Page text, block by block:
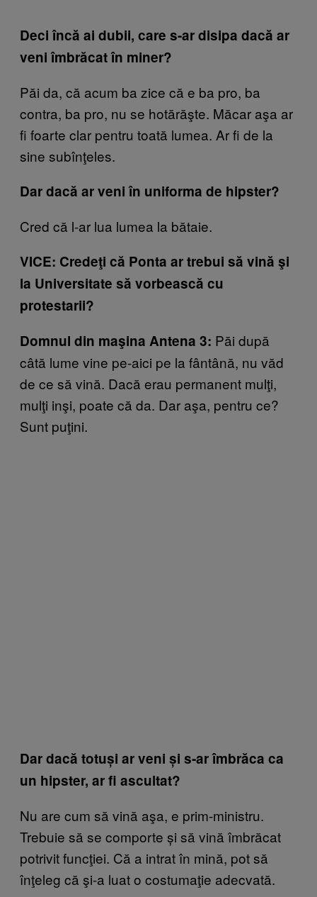
Deci încă ai dubii, care s-ar disipa dacă ar
veni îmbrăcat în miner?
Păi da, că acum ba zice că e ba pro, ba
contra, ba pro, nu se hotărăşte. Măcar aşa ar
fi foarte clar pentru toată lumea. Ar fi de la
sine subînţeles.
Dar dacă ar veni în uniforma de hipster?
Cred că l-ar lua lumea la bătaie.
VICE: Credeţi că Ponta ar trebui să vină şi
la Universitate să vorbească cu
protestarii?
Domnul din maşina Antena 3: Păi după
câtă lume vine pe-aici pe la fântână, nu văd
de ce să vină. Dacă erau permanent mulţi,
mulţi inşi, poate că da. Dar aşa, pentru ce?
Sunt puţini.
Dar dacă totuși ar veni și s-ar îmbrăca ca
un hipster, ar fi ascultat?
Nu are cum să vină aşa, e prim-ministru.
Trebuie să se comporte și să vină îmbrăcat
potrivit funcţiei. Că a intrat în mină, pot să
înţeleg că şi-a luat o costumaţie adecvată.